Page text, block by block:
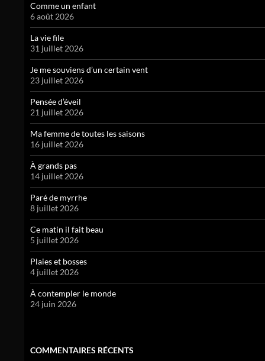
Comme un enfant
6 août 2026
La vie file
31 juillet 2026
Je me souviens d’un certain vent
23 juillet 2026
Pensée d’éveil
21 juillet 2026
Ma femme de toutes les saisons
16 juillet 2026
À grands pas
14 juillet 2026
Paré de myrrhe
8 juillet 2026
Ce matin il fait beau
5 juillet 2026
Plaies et bosses
4 juillet 2026
À contempler le monde
24 juin 2026
COMMENTAIRES RÉCENTS